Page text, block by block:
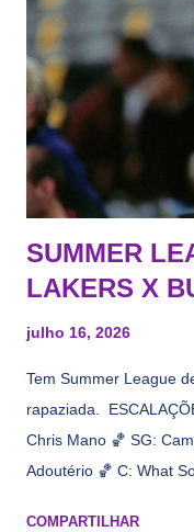
todos esses nomes
interesse, não
informação, a
agora nada de Ruim
interesse) e LeBrão
Draymond Green
SUMMER
LAKERS X
julho 16, 2026
Tem Summer League
rapaziada.
Chris Mano 🏀 SG:
Adoutério 🏀 C: What
COMPARTILHAR